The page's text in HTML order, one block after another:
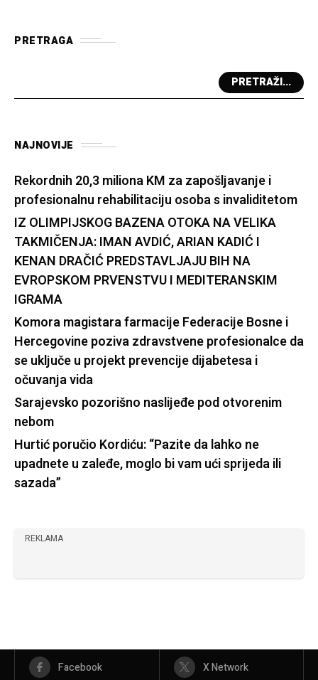
PRETRAGA
PRETRAŽI...
NAJNOVIJE
Rekordnih 20,3 miliona KM za zapošljavanje i
profesionalnu rehabilitaciju osoba s invaliditetom
IZ OLIMPIJSKOG BAZENA OTOKA NA VELIKA
TAKMIČENJA: IMAN AVDIĆ, ARIAN KADIĆ I
KENAN DRAČIĆ PREDSTAVLJAJU BIH NA
EVROPSKOM PRVENSTVU I MEDITERANSKIM
IGRAMA
Komora magistara farmacije Federacije Bosne i
Hercegovine poziva zdravstvene profesionalce da
se uključe u projekt prevencije dijabetesa i
očuvanja vida
Sarajevsko pozorišno naslijeđe pod otvorenim
nebom
Hurtić poručio Kordiću: “Pazite da lahko ne
upadnete u zaleđe, moglo bi vam ući sprijeda ili
sazada”
REKLAMA
Facebook X Network